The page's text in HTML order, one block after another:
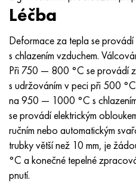
Léčba
Deformace za tepla se
s chlazením vzduchem.
Při 750 — 800 °C se provádí
s udržováním v peci při 500
na 950 — 1000 °C s
se provádí elektrickým
ručním nebo automatickým
trubky větší než 10 mm, je
°C a konečné tepelné
pnutí.